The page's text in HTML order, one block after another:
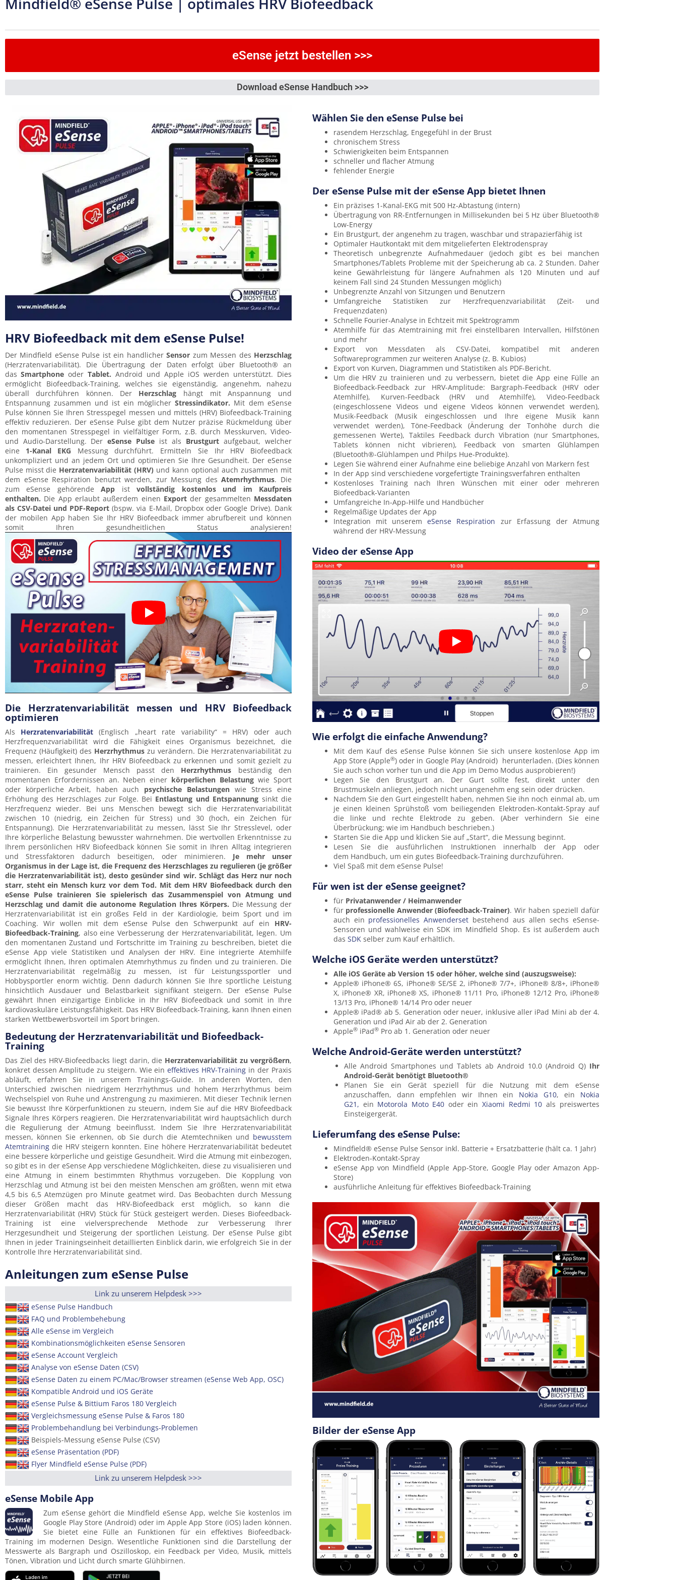
eSense jetzt bestellen >>>
Download eSense Handbuch >>>
HRV Biofeedback mit dem eSense Pulse!
Der Mindfield eSense Pulse ist ein handlicher Sensor zum Messen des Herzschlag
(Herzratenvariabilität). Die Übertragung der Daten erfolgt über Bluetooth® an
das Smartphone oder Tablet. Android und Apple iOS werden unterstützt. Dies
ermöglicht Biofeedback-Training, welches sie eigenständig, angenehm, nahezu
überall durchführen können. Der Herzschlag hängt mit Anspannung und
Entspannung zusammen und ist ein möglicher Stressindikator. Mit dem eSense
Pulse können Sie Ihren Stresspegel messen und mittels (HRV) Biofeedback-Training
effektiv reduzieren. Der eSense Pulse gibt dem Nutzer präzise Rückmeldung über
den momentanen Stresspegel in vielfältiger Form, z.B. durch Messkurven, Video-
und Audio-Darstellung. Der eSense Pulse ist als Brustgurt aufgebaut, welcher
eine 1-Kanal EKG Messung durchführt. Ermitteln Sie Ihr HRV Biofeedback
unkompliziert und an jedem Ort und optimieren Sie Ihre Gesundheit. Der eSense
Pulse misst die Herzratenvariabilität (HRV) und kann optional auch zusammen mit
dem eSense Respiration benutzt werden, zur Messung des Atemrhythmus. Die
zum eSense gehörende App ist vollständig kostenlos und im Kaufpreis
enthalten. Die App erlaubt außerdem einen Export der gesammelten Messdaten
als CSV-Datei und PDF-Report (bspw. via E-Mail, Dropbox oder Google Drive). Dank
der mobilen App haben Sie Ihr HRV Biofeedback immer abrufbereit und können
somit Ihren gesundheitlichen Status analysieren!
Die Herzratenvariabilität messen und HRV Biofeedback
optimieren
Als Herzratenvariabilität (Englisch „heart rate variability“ = HRV) oder auch
Herzfrequenzvariabilität wird die Fähigkeit eines Organismus bezeichnet, die
Frequenz (Häufigkeit) des Herzrhythmus zu verändern. Die Herzratenvariabilität zu
messen, erleichtert Ihnen, Ihr HRV Biofeedback zu erkennen und somit gezielt zu
trainieren. Ein gesunder Mensch passt den Herzrhythmus beständig den
momentanen Erfordernissen an. Neben einer körperlichen Belastung wie Sport
oder körperliche Arbeit, haben auch psychische Belastungen wie Stress eine
Erhöhung des Herzschlages zur Folge. Bei Entlastung und Entspannung sinkt die
Herzfrequenz wieder. Bei uns Menschen bewegt sich die Herzratenvariabilität
zwischen 10 (niedrig, ein Zeichen für Stress) und 30 (hoch, ein Zeichen für
Entspannung). Die Herzratenvariabilität zu messen, lässt Sie Ihr Stresslevel, oder
Ihre körperliche Belastung bewusster wahrnehmen. Die wertvollen Erkenntnisse zu
Ihrem persönlichen HRV Biofeedback können Sie somit in Ihren Alltag integrieren
und Stressfaktoren dadurch beseitigen, oder minimieren. Je mehr unser
Organismus in der Lage ist, die Frequenz des Herzschlages zu regulieren (je größer
die Herzratenvariabilität ist), desto gesünder sind wir. Schlägt das Herz nur noch
starr, steht ein Mensch kurz vor dem Tod. Mit dem HRV Biofeedback durch den
eSense Pulse trainieren Sie spielerisch das Zusammenspiel von Atmung und
Herzschlag und damit die autonome Regulation Ihres Körpers. Die Messung der
Herzratenvariabilität ist ein großes Feld in der Kardiologie, beim Sport und im
Coaching. Wir wollen mit dem eSense Pulse den Schwerpunkt auf ein HRV-
Biofeedback-Training, also eine Verbesserung der Herzratenvariabilität, legen. Um
den momentanen Zustand und Fortschritte im Training zu beschreiben, bietet die
eSense App viele Statistiken und Analysen der HRV. Eine integrierte Atemhilfe
ermöglicht Ihnen, Ihren optimalen Atemrhythmus zu finden und zu trainieren. Die
Herzratenvariabilität regelmäßig zu messen, ist für Leistungssportler und
Hobbysportler enorm wichtig. Denn dadurch können Sie Ihre sportliche Leistung
hinsichtlich Ausdauer und Belastbarkeit signifikant steigern. Der eSense Pulse
gewährt Ihnen einzigartige Einblicke in Ihr HRV Biofeedback und somit in Ihre
kardiovaskuläre Leistungsfähigkeit. Das HRV Biofeedback-Training, kann Ihnen einen
starken Wettbewerbsvorteil im Sport bringen.
Bedeutung der Herzratenvariabilität und Biofeedback-
Training
Das Ziel des HRV-Biofeedbacks liegt darin, die Herzratenvariabilität zu vergrößern,
konkret dessen Amplitude zu steigern. Wie ein effektives HRV-Training in der Praxis
abläuft, erfahren Sie in unserem Trainings-Guide. In anderen Worten, den
Unterschied zwischen niedrigem Herzrhythmus und hohem Herzrhythmus beim
Wechselspiel von Ruhe und Anstrengung zu maximieren. Mit dieser Technik lernen
Sie bewusst Ihre Körperfunktionen zu steuern, indem Sie auf die HRV Biofeedback
Signale Ihres Körpers reagieren. Die Herzratenvariabilität wird hauptsächlich durch
die Regulierung der Atmung beeinflusst. Indem Sie Ihre Herzratenvariabilität
messen, können Sie erkennen, ob Sie durch die Atemtechniken und bewusstem
Atemtraining die HRV steigern konnten. Eine höhere Herzratenvariabilität bedeutet
eine bessere körperliche und geistige Gesundheit. Wird die Atmung mit einbezogen,
so gibt es in der eSense App verschiedene Möglichkeiten, diese zu visualisieren und
eine Atmung in einem bestimmten Rhythmus vorzugeben. Die Kopplung von
Herzschlag und Atmung ist bei den meisten Menschen am größten, wenn mit etwa
4,5 bis 6,5 Atemzügen pro Minute geatmet wird. Das Beobachten durch Messung
dieser Größen macht das HRV-Biofeedback erst möglich, so kann die
Herzratenvariabilität (HRV) Stück für Stück gesteigert werden. Dieses Biofeedback-
Training ist eine vielversprechende Methode zur Verbesserung Ihrer
Herzgesundheit und Steigerung der sportlichen Leistung. Der eSense Pulse gibt
Ihnen in jeder Trainingseinheit detaillierten Einblick darin, wie erfolgreich Sie in der
Kontrolle Ihre Herzratenvariabilität sind.
Anleitungen zum eSense Pulse
Link zu unserem Helpdesk >>>
eSense Pulse Handbuch
FAQ und Problembehebung
Alle eSense im Vergleich
Kombinationsmöglichkeiten eSense Sensoren
eSense Account Vergleich
Analyse von eSense Daten (CSV)
eSense Daten zu einem PC/Mac/Browser streamen (eSense Web App, OSC)
Kompatible Android und iOS Geräte
eSense Pulse & Bittium Faros 180 Vergleich
Vergleichsmessung eSense Pulse & Faros 180
Problembehandlung bei Verbindungs-Problemen
Beispiels-Messung eSense Pulse (CSV)
eSense Präsentation (PDF)
Flyer Mindfield eSense Pulse (PDF)
Link zu unserem Helpdesk >>>
eSense Mobile App
Zum eSense gehört die Mindfield eSense App, welche Sie kostenlos im
Google Play Store (Android) oder im Apple App Store (iOS) laden können.
Sie bietet eine Fülle an Funktionen für ein effektives Biofeedback-
Training im modernen Design. Wesentliche Funktionen sind die Darstellung der
Messwerte als Bargraph und Oszilloskop, ein Feedback per Video, Musik, mittels
Tönen, Vibration und Licht durch smarte Glühbirnen.
Wählen Sie den eSense Pulse bei
rasendem Herzschlag, Engegefühl in der Brust
chronischem Stress
Schwierigkeiten beim Entspannen
schneller und flacher Atmung
fehlender Energie
Der eSense Pulse mit der eSense App bietet Ihnen
Ein präzises 1-Kanal-EKG mit 500 Hz-Abtastung (intern)
Übertragung von RR-Entfernungen in Millisekunden bei 5 Hz über Bluetooth®
Low-Energy
Ein Brustgurt, der angenehm zu tragen, waschbar und strapazierfähig ist
Optimaler Hautkontakt mit dem mitgelieferten Elektrodenspray
Theoretisch unbegrenzte Aufnahmedauer (jedoch gibt es bei manchen
Smartphones/Tablets Probleme mit der Speicherung ab ca. 2 Stunden. Daher
keine Gewährleistung für längere Aufnahmen als 120 Minuten und auf
keinem Fall sind 24 Stunden Messungen möglich)
Unbegrenzte Anzahl von Sitzungen und Benutzern
Umfangreiche Statistiken zur Herzfrequenzvariabilität (Zeit- und
Frequenzdaten)
Schnelle Fourier-Analyse in Echtzeit mit Spektrogramm
Atemhilfe für das Atemtraining mit frei einstellbaren Intervallen, Hilfstönen
und mehr
Export von Messdaten als CSV-Datei, kompatibel mit anderen
Softwareprogrammen zur weiteren Analyse (z. B. Kubios)
Export von Kurven, Diagrammen und Statistiken als PDF-Bericht.
Um die HRV zu trainieren und zu verbessern, bietet die App eine Fülle an
Biofeedback-Feedback zur HRV-Amplitude: Bargraph-Feedback (HRV oder
Atemhilfe), Kurven-Feedback (HRV und Atemhilfe), Video-Feedback
(eingeschlossene Videos und eigene Videos können verwendet werden),
Musik-Feedback (Musik eingeschlossen und Ihre eigene Musik kann
verwendet werden), Töne-Feedback (Änderung der Tonhöhe durch die
gemessenen Werte), Taktiles Feedback durch Vibration (nur Smartphones,
Tablets können nicht vibrieren), Feedback von smarten Glühlampen
(Bluetooth®-Glühlampen und Philps Hue-Produkte).
Legen Sie während einer Aufnahme eine beliebige Anzahl von Markern fest
In der App sind verschiedene vorgefertigte Trainingsverfahren enthalten
Kostenloses Training nach Ihren Wünschen mit einer oder mehreren
Biofeedback-Varianten
Umfangreiche In-App-Hilfe und Handbücher
Regelmäßige Updates der App
Integration mit unserem eSense Respiration zur Erfassung der Atmung
während der HRV-Messung
Video der eSense App
Wie erfolgt die einfache Anwendung?
Mit dem Kauf des eSense Pulse können Sie sich unsere kostenlose App im
App Store (Apple®) oder in Google Play (Android) herunterladen. (Dies können
Sie auch schon vorher tun und die App im Demo Modus ausprobieren!)
Legen Sie den Brustgurt an. Der Gurt sollte fest, direkt unter den
Brustmuskeln anliegen, jedoch nicht unangenehm eng sein oder drücken.
Nachdem Sie den Gurt eingestellt haben, nehmen Sie ihn noch einmal ab, um
je einen kleinen Sprühstoß vom beiliegenden Elektroden-Kontakt-Spray auf
die linke und rechte Elektrode zu geben. (Aber verhindern Sie eine
Überbrückung; wie im Handbuch beschrieben.)
Starten Sie die App und klicken Sie auf „Start“, die Messung beginnt.
Lesen Sie die ausführlichen Instruktionen innerhalb der App oder
dem Handbuch, um ein gutes Biofeedback-Training durchzuführen.
Viel Spaß mit dem eSense Pulse!
Für wen ist der eSense geeignet?
für Privatanwender / Heimanwender
für professionelle Anwender (Biofeedback-Trainer). Wir haben speziell dafür
auch ein professionelles Anwenderset bestehend aus allen sechs eSense-
Sensoren und wahlweise ein SDK im Mindfield Shop. Es ist außerdem auch
das SDK selber zum Kauf erhältlich.
Welche iOS Geräte werden unterstützt?
Alle iOS Geräte ab Version 15 oder höher, welche sind (auszugsweise):
Apple® iPhone® 6S, iPhone® SE/SE 2, iPhone® 7/7+, iPhone® 8/8+, iPhone®
X, iPhone® XR, iPhone® XS, iPhone® 11/11 Pro, iPhone® 12/12 Pro, iPhone®
13/13 Pro, iPhone® 14/14 Pro oder neuer
Apple® iPad® ab 5. Generation oder neuer, inklusive aller iPad Mini ab der 4.
Generation und iPad Air ab der 2. Generation
Apple® iPad® Pro ab 1. Generation oder neuer
Welche Android-Geräte werden unterstützt?
Alle Android Smartphones und Tablets ab Android 10.0 (Android Q) Ihr
Android-Gerät benötigt Bluetooth®
Planen Sie ein Gerät speziell für die Nutzung mit dem eSense
anzuschaffen, dann empfehlen wir Ihnen ein Nokia G10, ein Nokia
G21, ein Motorola Moto E40 oder ein Xiaomi Redmi 10 als preiswertes
Einsteigergerät.
Lieferumfang des eSense Pulse:
Mindfield® eSense Pulse Sensor inkl. Batterie + Ersatzbatterie (hält ca. 1 Jahr)
Elektroden-Kontakt-Spray
eSense App von Mindfield (Apple App-Store, Google Play oder Amazon App-
Store)
ausführliche Anleitung für effektives Biofeedback-Training
Bilder der eSense App